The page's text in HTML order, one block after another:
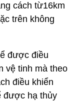
cách từ16km
trên không
được điều
vệ tinh mà theo
điều khiển
được hạ thủy